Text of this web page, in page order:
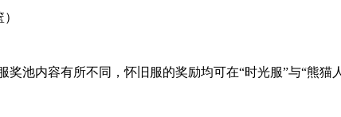
池内容有所不同，怀旧服的奖励均可在“时光服”与“熊猫